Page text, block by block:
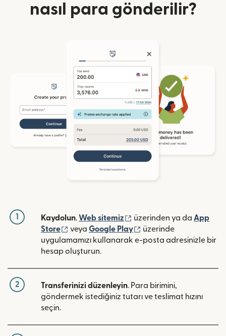
nasıl para gönderilir?
1 Kaydolun.Web sitemiz (yeni pencerede açılır)
üzerinden ya da App
Store
(yeni pencerede açılır)
veya Google Play (yeni pencerede açılır)
üzerinde
uygulamamızı kullanarak e-posta adresinizle bir
hesap oluşturun.
2 Transferinizi düzenleyin. Para birimini,
göndermek istediğiniz tutarı ve teslimat hızını
seçin.